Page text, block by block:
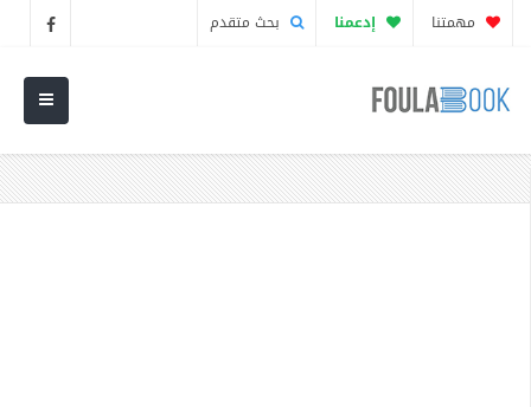
مهمتنا إدعمنا بحث متقدم